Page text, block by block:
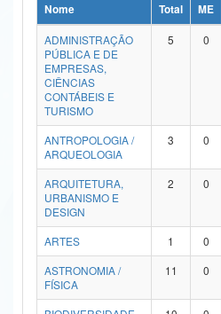
Ministério da Ciência, Tecnologia, Inovações
Ministério do Meio Ambiente
Ministério do Turismo
Ministério do Desenvolvimento Regional
Controladoria-Geral da União
Ministério da Mulher, da Família e dos Direitos
Secretaria de Governo
Nome Total ME
ADMINISTRAÇÃO
PÚBLICA E DE
EMPRESAS,
CIÊNCIAS
CONTÁBEIS E
TURISMO
5 0
ANTROPOLOGIA /
ARQUEOLOGIA
3 0
ARQUITETURA,
URBANISMO E
DESIGN
2 0
ARTES 1 0
ASTRONOMIA /
FÍSICA
11 0